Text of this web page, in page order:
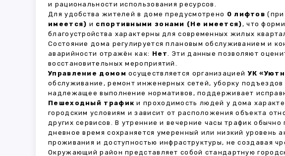
и рациональности использования ресурсов.
Для удобства жителей в доме предусмотрено 0 лифтов (при
имеется) и спортивными зонами (Не имеется), что
благоустройства характерны для современных жилых
Состояние дома регулируется плановым обслуживанием и
аварийности отражён как: Нет. Эти данные позволяют
восстановительных мероприятий.
Управление домом осуществляется организациейУК
обслуживание, ремонт инженерных сетей, уборку
надлежащее выполнение нормативов, поддерживает
Пешеходный трафик и проходимость людей у дома
городским условиям и зависит от расположения объекта
других сервисов. В утренние и вечерние часы трафик
дневное время сохраняется умеренный или низкий уровень
проживания и доступностью инфраструктуры, не создавая
Окружающий район представляет собой стандартную